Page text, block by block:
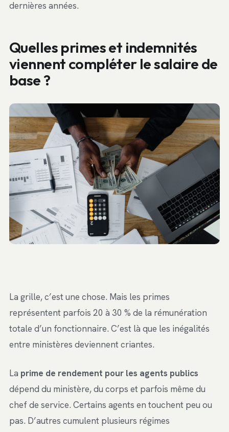
dernières années.
Quelles primes et indemnités
viennent compléter le salaire de
base ?
La grille, c’est une chose. Mais les primes
représentent parfois 20 à 30 % de la rémunération
totale d’un fonctionnaire. C’est là que les inégalités
entre ministères deviennent criantes.
La prime de rendement pour les agents publics
dépend du ministère, du corps et parfois même du
chef de service. Certains agents en touchent peu ou
pas. D’autres cumulent plusieurs régimes